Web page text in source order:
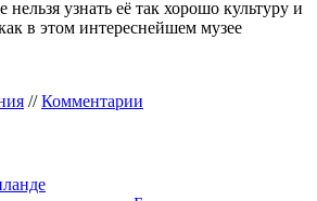
нельзя узнать её так хорошо культуру и
в этом интереснейшем музее
//Комментарии